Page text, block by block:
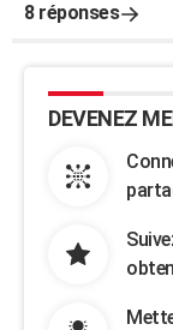
8 réponses
DEVENEZ